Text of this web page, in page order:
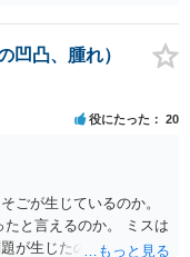
たこと ④ 仕事を休まな
発生したこと ⑤ マスク
る精神的な損害が発生
のご指摘なさる「相当
までは責任追及ができ
果，入院期間が延びて
能な余地があります。
金銭の請求はしませ
上記の請求は，基本的
凹凸、腫れ）
役にたった 20
ごが生じているのか。
と言えるのか。 ミスは
が生じたのか。 美容整